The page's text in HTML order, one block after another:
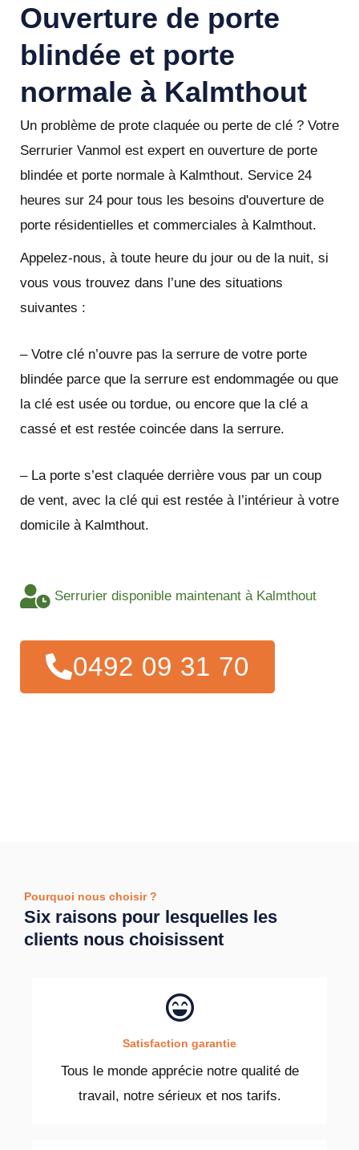
Ouverture de porte
blindée et porte
normale à Kalmthout
Un problème de prote claquée ou perte de clé ? Votre
Serrurier Vanmol est expert en ouverture de porte
blindée et porte normale à Kalmthout. Service 24
heures sur 24 pour tous les besoins d'ouverture de
porte résidentielles et commerciales à Kalmthout.
Appelez-nous, à toute heure du jour ou de la nuit, si
vous vous trouvez dans l’une des situations
suivantes :
– Votre clé n’ouvre pas la serrure de votre porte
blindée parce que la serrure est endommagée ou que
la clé est usée ou tordue, ou encore que la clé a
cassé et est restée coincée dans la serrure.
– La porte s’est claquée derrière vous par un coup
de vent, avec la clé qui est restée à l’intérieur à votre
domicile à Kalmthout.
Serrurier disponible maintenant à Kalmthout
0492 09 31 70
Pourquoi nous choisir ?
Six raisons pour lesquelles les
clients nous choisissent
Satisfaction garantie
Tous le monde apprécie notre qualité de
travail, notre sérieux et nos tarifs.